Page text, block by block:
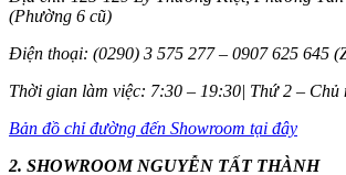
(Phường 6 cũ)
Điện thoại: (0290) 3 575 277 – 0907 625 645
Thời gian làm việc: 7:30 – 19:30| Thứ 2 – Chủ
Bản đồ chỉ đường đến Showroom tại đây
2. SHOWROOM NGUYỄN TẤT THÀNH